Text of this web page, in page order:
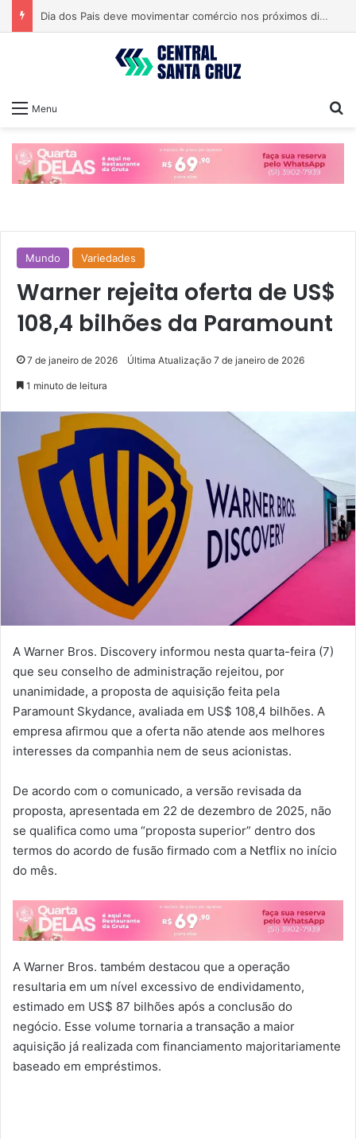
Dia dos Pais deve movimentar comércio nos próximos dias
Menu
Mundo Variedades
Warner rejeita oferta de US$
108,4 bilhões da Paramount
7 de janeiro de 2026 Última Atualização 7 de janeiro de 2026
1 minuto de leitura
A Warner Bros. Discovery informou nesta quarta-feira (7)
que seu conselho de administração rejeitou, por
unanimidade, a proposta de aquisição feita pela
Paramount Skydance, avaliada em US$ 108,4 bilhões. A
empresa afirmou que a oferta não atende aos melhores
interesses da companhia nem de seus acionistas.
De acordo com o comunicado, a versão revisada da
proposta, apresentada em 22 de dezembro de 2025, não
se qualifica como uma “proposta superior” dentro dos
termos do acordo de fusão firmado com a Netflix no início
do mês.
A Warner Bros. também destacou que a operação
resultaria em um nível excessivo de endividamento,
estimado em US$ 87 bilhões após a conclusão do
negócio. Esse volume tornaria a transação a maior
aquisição já realizada com financiamento majoritariamente
baseado em empréstimos.